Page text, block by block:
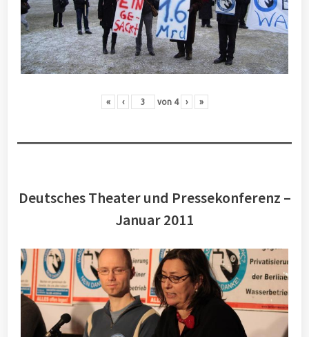
« ‹ von 4 › »
Deutsches Theater und Pressekonferenz –
Januar 2011